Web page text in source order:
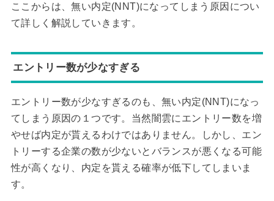
ここからは、無い内定(NNT)になってしまう原因につい
て詳しく解説していきます。
エントリー数が少なすぎる
エントリー数が少なすぎるのも、無い内定(NNT)になっ
てしまう原因の１つです。当然闇雲にエントリー数を増
やせば内定が貰えるわけではありません。しかし、エン
トリーする企業の数が少ないとバランスが悪くなる可能
性が高くなり、内定を貰える確率が低下してしまいま
す。